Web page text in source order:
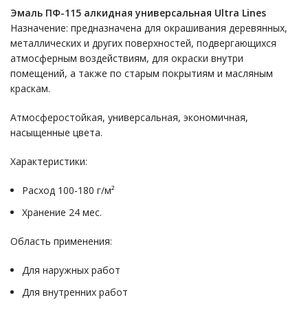
Эмаль ПФ-115 алкидная универсальная Ultra Lines
Назначение: предназначена для окрашивания деревянных,
металлических и других поверхностей, подвергающихся
атмосферным воздействиям, для окраски внутри
помещений, а также по старым покрытиям и масляным
краскам.
Атмосферостойкая, универсальная, экономичная,
насыщенные цвета.
Характеристики:
Расход 100-180 г/м²
Хранение 24 мес.
Область применения:
Для наружных работ
Для внутренних работ